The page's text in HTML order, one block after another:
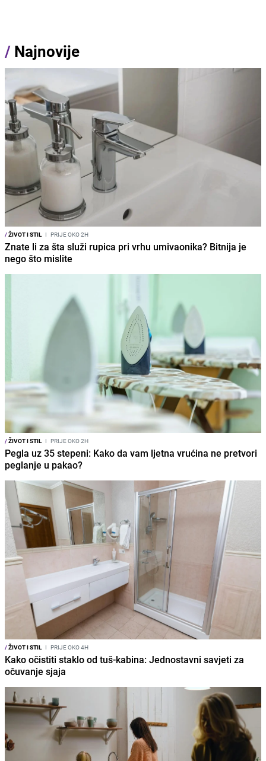
/ Najnovije
/ŽIVOT I STIL I PRIJE OKO 2H
Znate li za šta služi rupica pri vrhu umivaonika? Bitnija je
nego što mislite
/ŽIVOT I STIL I PRIJE OKO 2H
Pegla uz 35 stepeni: Kako da vam ljetna vrućina ne pretvori
peglanje u pakao?
/ŽIVOT I STIL I PRIJE OKO 4H
Kako očistiti staklo od tuš-kabina: Jednostavni savjeti za
očuvanje sjaja